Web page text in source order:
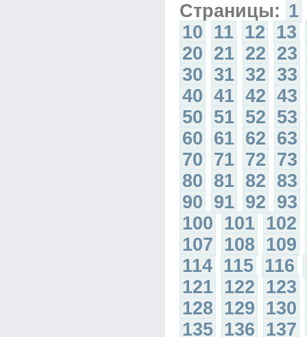
Страницы: 1
10 11 12 13
20 21 22 23
30 31 32 33
40 41 42 43
50 51 52 53
60 61 62 63
70 71 72 73
80 81 82 83
90 91 92 93
100 101 102
107 108 109
114 115 116
121 122 123
128 129 130
135 136 137